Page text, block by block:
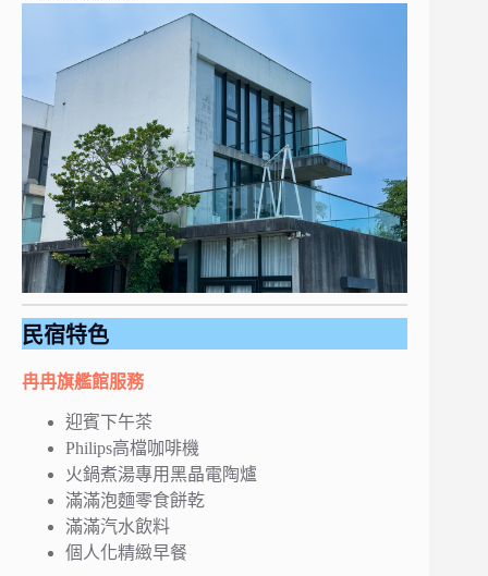
民宿特色
冉冉旗艦館服務
迎賓下午茶
Philips高檔咖啡機
火鍋煮湯專用黑晶電陶爐
滿滿泡麵零食餅乾
滿滿汽水飲料
個人化精緻早餐